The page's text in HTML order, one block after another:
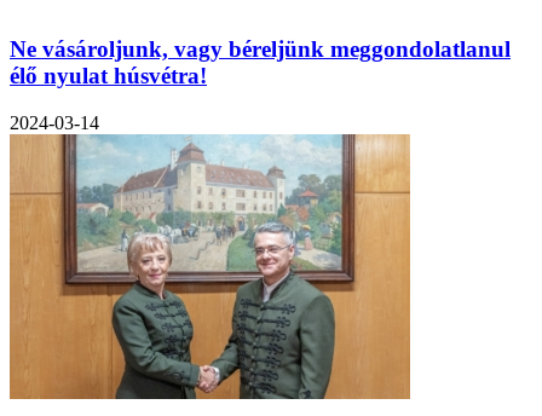
Ne vásároljunk, vagy béreljünk meggondolatlanul
élő nyulat húsvétra!
2024-03-14